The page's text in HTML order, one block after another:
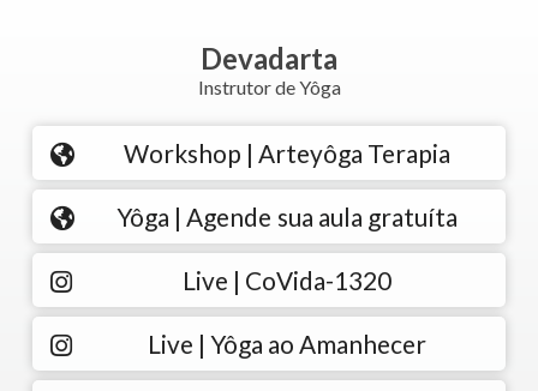
Devadarta
Instrutor de Yôga
Workshop | Arteyôga Terapia
Yôga | Agende sua aula gratuíta
Live | CoVida-1320
Live | Yôga ao Amanhecer